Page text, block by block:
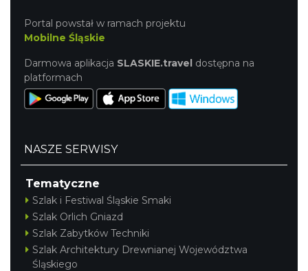
Portal powstał w ramach projektu
Mobilne Śląskie
Darmowa aplikacja SLASKIE.travel dostępna na
platformach
NASZE SERWISY
Tematyczne
Szlak i Festiwal Śląskie Smaki
Szlak Orlich Gniazd
Szlak Zabytków Techniki
Szlak Architektury Drewnianej Województwa
Śląskiego